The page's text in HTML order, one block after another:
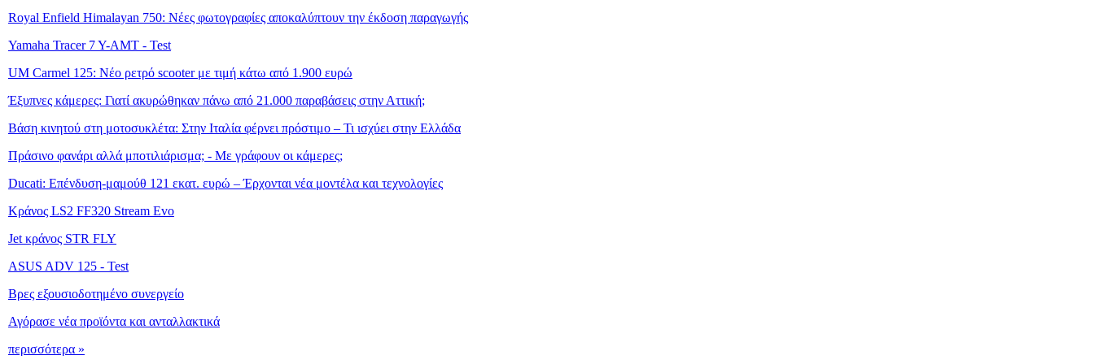
Royal Enfield Himalayan 750: Νέες φωτογραφίες αποκαλύπτουν την έκδοση παραγωγής
Yamaha Tracer 7 Y-AMT - Test
UM Carmel 125: Νέο ρετρό scooter με τιμή κάτω από 1.900 ευρώ
Έξυπνες κάμερες: Γιατί ακυρώθηκαν πάνω από 21.000 παραβάσεις στην Αττική;
Βάση κινητού στη μοτοσυκλέτα: Στην Ιταλία φέρνει πρόστιμο – Τι ισχύει στην Ελλάδα
Πράσινο φανάρι αλλά μποτιλιάρισμα; - Με γράφουν οι κάμερες;
Ducati: Επένδυση-μαμούθ 121 εκατ. ευρώ – Έρχονται νέα μοντέλα και τεχνολογίες
Κράνος LS2 FF320 Stream Evo
Jet κράνος STR FLY
ASUS ADV 125 - Test
Βρες εξουσιοδοτημένο συνεργείο
Αγόρασε νέα προϊόντα και ανταλλακτικά
περισσότερα »